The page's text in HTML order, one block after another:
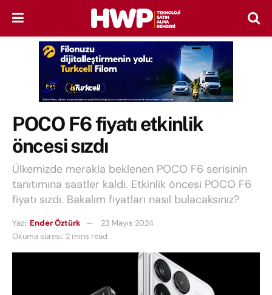
POCO F6 fiyatı etkinlik
öncesi sızdı
Ülkemizde merakla beklenen POCO F6 serisinin
tanıtımına saatler kaldı. Etkinlik öncesi POCO F6
fiyatı sızdı. Bakalım fiyatları nasıl bulacaksınız?
Yazı: Ender Öztürk
23 Mayıs 2024
Okuma süresi: 2 mins read